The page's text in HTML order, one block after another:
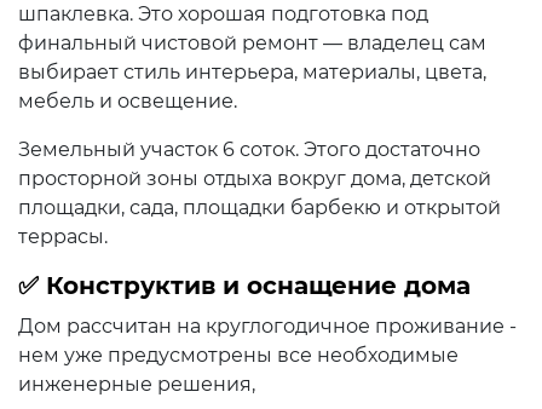
шпаклевка. Это хорошая подготовка под
финальный чистовой ремонт — владелец сам
выбирает стиль интерьера, материалы, цвета,
мебель и освещение.
Земельный участок 6 соток. Этого достаточно
просторной зоны отдыха вокруг дома, детской
площадки, сада, площадки барбекю и открытой
террасы.
✅ Конструктив и оснащение дома
Дом рассчитан на круглогодичное проживание -
нем уже предусмотрены все необходимые
инженерные решения,